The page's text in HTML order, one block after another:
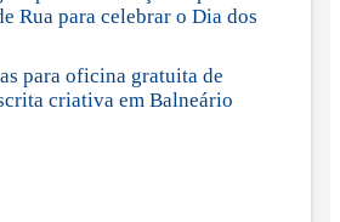
Rua para celebrar o Dia dos
para oficina gratuita de
criativa em Balneário